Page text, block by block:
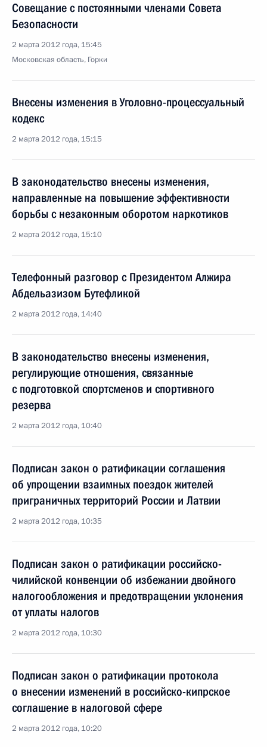
Совещание с постоянными членами Совета
Безопасности
2 марта 2012 года, 15:45
Московская область, Горки
Внесены изменения в Уголовно-процессуальный
кодекс
2 марта 2012 года, 15:15
В законодательство внесены изменения,
направленные на повышение эффективности
борьбы с незаконным оборотом наркотиков
2 марта 2012 года, 15:10
Телефонный разговор с Президентом Алжира
Абдельазизом Бутефликой
2 марта 2012 года, 14:40
В законодательство внесены изменения,
регулирующие отношения, связанные
с подготовкой спортсменов и спортивного
резерва
2 марта 2012 года, 10:40
Подписан закон о ратификации соглашения
об упрощении взаимных поездок жителей
приграничных территорий России и Латвии
2 марта 2012 года, 10:35
Подписан закон о ратификации российско-
чилийской конвенции об избежании двойного
налогообложения и предотвращении уклонения
от уплаты налогов
2 марта 2012 года, 10:30
Подписан закон о ратификации протокола
о внесении изменений в российско-кипрское
соглашение в налоговой сфере
2 марта 2012 года, 10:20